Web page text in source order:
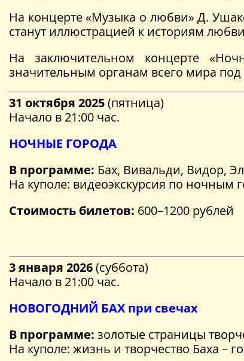
На концерте «Музыка о любви» Д.
станут иллюстрацией к историям
На заключительном концерте
значительным органам всего мира
31 октября 2025(пятница)
Начало в 21:00 час.
НОЧНЫЕ ГОРОДА
В программе: Бах, Вивальди, Видор,
На куполе: видеоэкскурсия по ночным
Стоимость билетов: 600–1200 рублей
3 января 2026(суббота)
Начало в 21:00 час.
НОВОГОДНИЙ БАХ при свечах
В программе: золотые страницы
На куполе: жизнь и творчество Баха –